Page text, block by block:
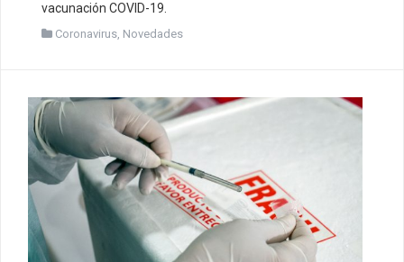
vacunación COVID-19.
Coronavirus, Novedades